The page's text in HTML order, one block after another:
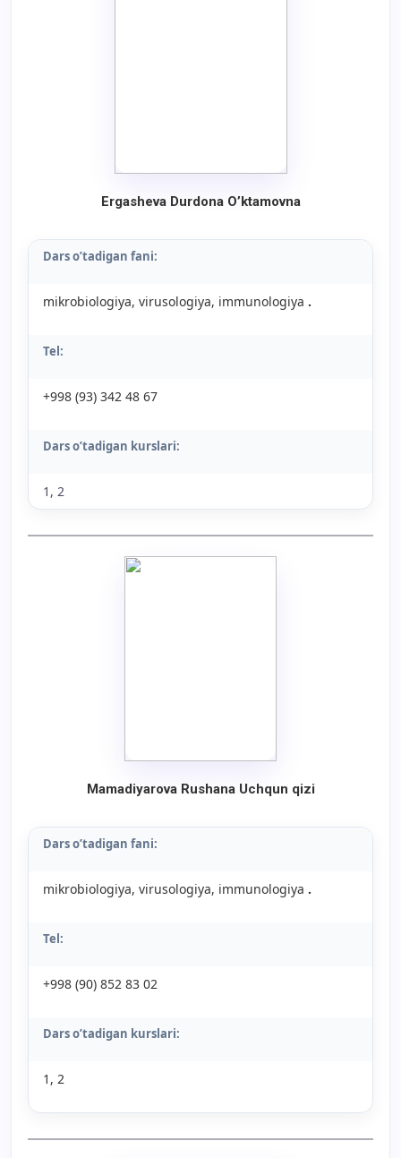
Ergasheva Durdona O’ktamovna
Dars o’tadigan fani:
mikrobiologiya, virusologiya, immunologiya .
Tel:
+998 (93) 342 48 67
Dars o’tadigan kurslari:
1, 2
Mamadiyarova Rushana Uchqun qizi
Dars o’tadigan fani:
mikrobiologiya, virusologiya, immunologiya .
Tel:
+998 (90) 852 83 02
Dars o’tadigan kurslari:
1, 2